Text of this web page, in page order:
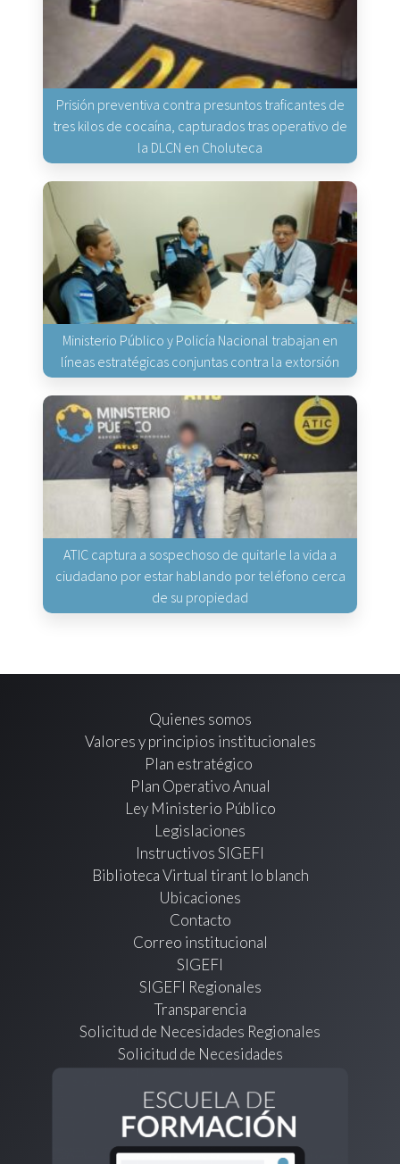
Prisión preventiva contra presuntos traficantes de
tres kilos de cocaína, capturados tras operativo de
la DLCN en Choluteca
Ministerio Público y Policía Nacional trabajan en
líneas estratégicas conjuntas contra la extorsión
ATIC captura a sospechoso de quitarle la vida a
ciudadano por estar hablando por teléfono cerca
de su propiedad
Quienes somos
Valores y principios institucionales
Plan estratégico
Plan Operativo Anual
Ley Ministerio Público
Legislaciones
Instructivos SIGEFI
Biblioteca Virtual tirant lo blanch
Ubicaciones
Contacto
Correo institucional
SIGEFI
SIGEFI Regionales
Transparencia
Solicitud de Necesidades Regionales
Solicitud de Necesidades